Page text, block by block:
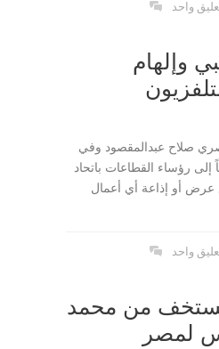
واحد
وإلهام
صلاح عبدالمقصود وفي
رؤساء القطاعات باتحاد
عرض أو إذاعة أي أعمال
واحد
من محمد
لمصر